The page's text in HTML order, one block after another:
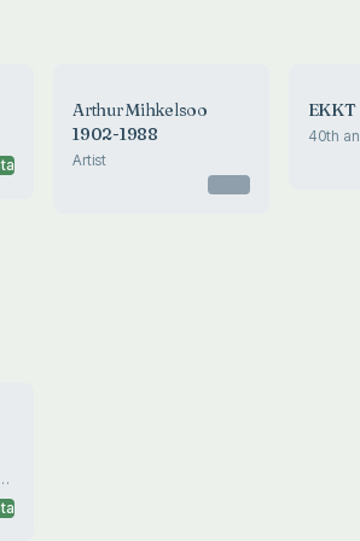
Arthur Mihkelsoo
1902-1988
Artist
EKKT
40th